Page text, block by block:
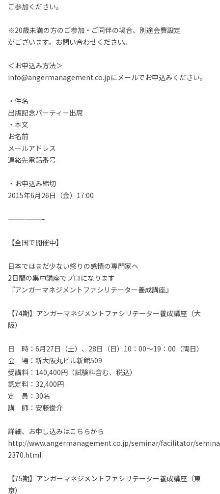
ご参加ください。
※20歳未満の方のご参加・ご同伴の場合、別途会費設定
がございます。お問い合わせください。
＜お申込み方法＞
info@angermanagement.co.jpにメールでお申込みください。
・件名
出版記念パーティー出席
・本文
お名前
メールアドレス
連絡先電話番号
・お申込み締切
2015年6月26日（金）17:00
——————–
【全国で開催中】
日本ではまだ少ない怒りの感情の専門家へ
2日間の集中講座でプロになります
『アンガーマネジメントファシリテーター養成講座』
【74期】アンガーマネジメントファシリテーター養成講座（大
阪）
日 時：6月27日（土）、28日（日）10：00～19：00（両日）
会 場：新大阪丸ビル新館509
受講料：140,400円（試験料含む、税込）
認定料：32,400円
定 員：30名
講 師：安藤俊介
詳細、お申し込みはこちらから
http://www.angermanagement.co.jp/seminar/facilitator/
2370.html
【75期】アンガーマネジメントファシリテーター養成講座（東
京）